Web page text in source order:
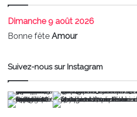
Dimanche9 août 2026
Bonne fête Amour
Suivez-nous sur Instagram